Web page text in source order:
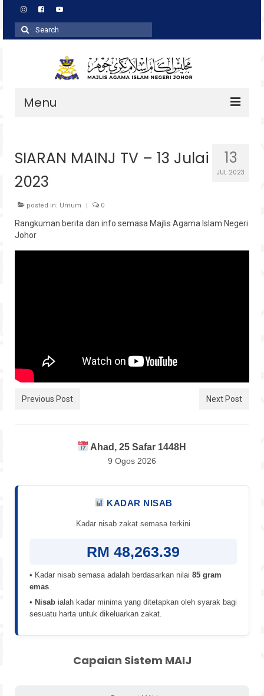
Search
for:
Menu
Zakat
Agihan
Wakaf
Baitulmal
13
JUL 2023
SIARAN MAINJ TV – 13 Julai
2023
posted in: Umum | 0
Rangkuman berita dan info semasa Majlis Agama Islam Negeri
Johor
Previous Post Next Post
Ahad, 25 Safar 1448H
9 Ogos 2026
KADAR NISAB
Kadar nisab zakat semasa terkini
RM 48,263.39
• Kadar nisab semasa adalah berdasarkan nilai 85 gram
emas
• Nisab ialah kadar minima yang ditetapkan oleh syarak bagi
sesuatu harta untuk dikeluarkan zakat.
Capaian Sistem MAIJ